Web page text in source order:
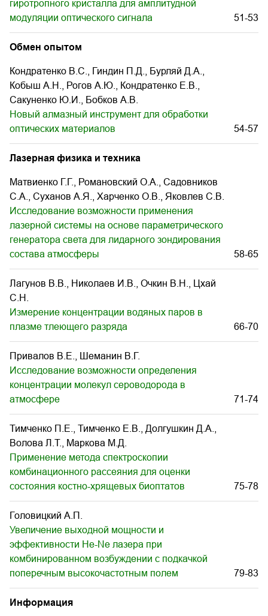
гиротропного кристалла для амплитудной
модуляции оптического сигнала
51-53
Обмен опытом
Кондратенко В.С., Гиндин П.Д., Бурляй Д.А.,
Кобыш А.Н., Рогов А.Ю., Кондратенко Е.В.,
Сакуненко Ю.И., Бобков А.В.
Новый алмазный инструмент для обработки
оптических материалов
54-57
Лазерная физика и техника
Матвиенко Г.Г., Романовский О.А., Садовников
С.А., Суханов А.Я., Харченко О.В., Яковлев С.В.
Исследование возможности применения
лазерной системы на основе параметрического
генератора света для лидарного зондирования
состава атмосферы
58-65
Лагунов В.В., Николаев И.В., Очкин В.Н., Цхай
С.Н.
Измерение концентрации водяных паров в
плазме тлеющего разряда
66-70
Привалов В.Е., Шеманин В.Г.
Исследование возможности определения
концентрации молекул сероводорода в
атмосфере
71-74
Тимченко П.Е., Тимченко Е.В., Долгушкин Д.А.,
Волова Л.Т., Маркова М.Д.
Применение метода спектроскопии
комбинационного рассеяния для оценки
состояния костно-хрящевых биоптатов
75-78
Головицкий А.П.
Увеличение выходной мощности и
эффективности He-Ne лазера при
комбинированном возбуждении с подкачкой
поперечным высокочастотным полем
79-83
Информация